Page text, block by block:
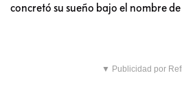
concretó su sueño bajo el nombre
▼ Publicidad por